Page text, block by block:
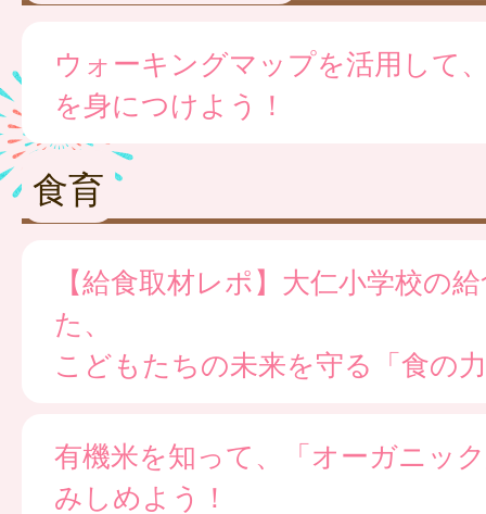
ウォーキングマップを活用して
を身につけよう！
食育
【給食取材レポ】大仁小学校の
た、
こどもたちの未来を守る「食の
有機米を知って、「オーガニッ
みしめよう！